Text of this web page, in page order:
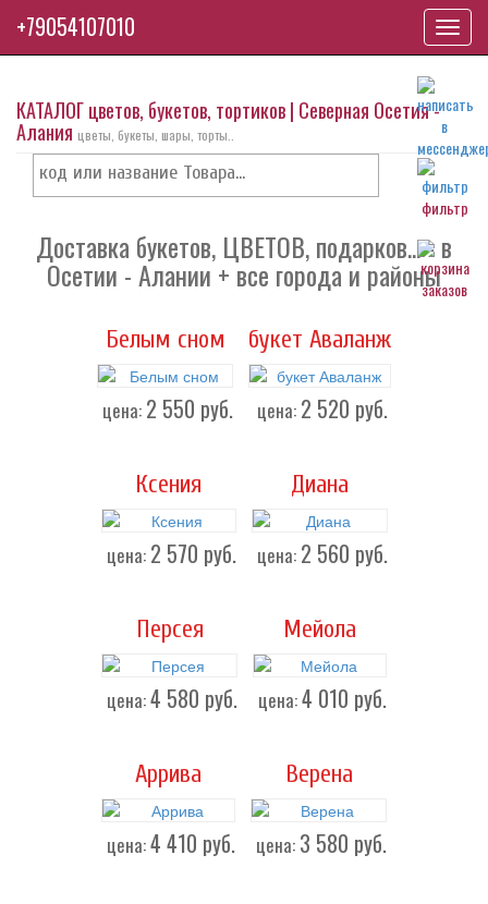
фильтр
КАТАЛОГ цветов, букетов, тортиков | Северная Осетия -
Алания цветы, букеты, шары, торты..
Доставка букетов, ЦВЕТОВ, подарков... - в
Осетии - Алании + все города и районы
Белым сном
цена: 2 550 руб.
букет Аваланж
цена: 2 520 руб.
Ксения
цена: 2 570 руб.
Диана
цена: 2 560 руб.
Персея
цена:4 580 руб.
Мейола
цена:4 010 руб.
Аррива
цена:4 410 руб.
Верена
цена: 3 580 руб.
+79054107010